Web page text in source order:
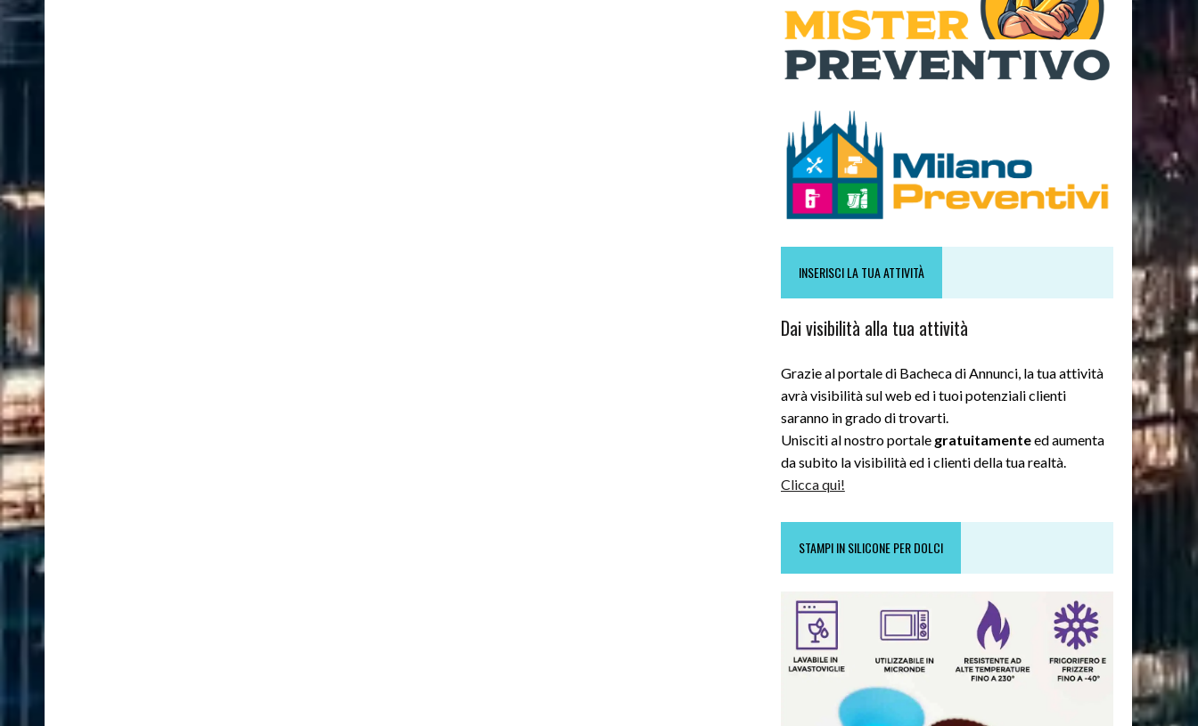
INSERISCI LA TUA ATTIVITÀ
Dai visibilità alla tua attività
Grazie al portale di Bacheca di Annunci, la tua attività
avrà visibilità sul web ed i tuoi potenziali clienti
saranno in grado di trovarti.
Unisciti al nostro portale gratuitamenteed aumenta
da subito la visibilità ed i clienti della tua realtà.
Clicca qui!
STAMPI IN SILICONE PER DOLCI